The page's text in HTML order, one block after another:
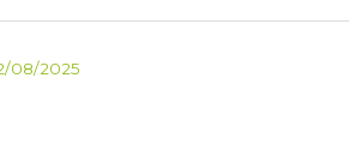
08/2025